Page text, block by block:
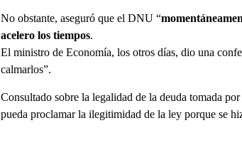
No obstante, aseguró que el DNU “
acelero los tiempos.
El ministro de Economía, los otros días, dio una
calmarlos”.
Consultado sobre la legalidad de la deuda tomada
pueda proclamar la ilegitimidad de la ley porque se